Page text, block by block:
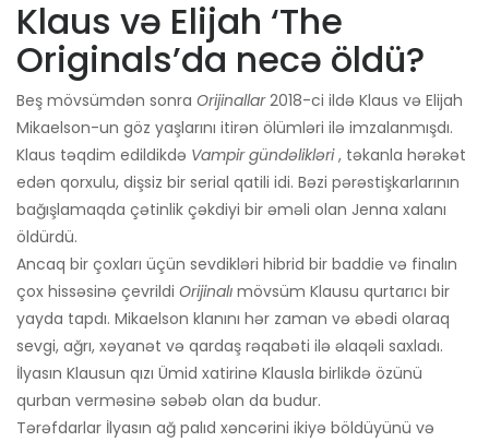
Klaus və Elijah ‘The
Originals’da necə öldü?
Beş mövsümdən sonra Orijinallar2018-ci ildə Klaus və Elijah
Mikaelson-un göz yaşlarını itirən ölümləri ilə imzalanmışdı.
Klaus təqdim edildikdə Vampir gündəlikləri, təkanla hərəkət
edən qorxulu, dişsiz bir serial qatili idi. Bəzi pərəstişkarlarının
bağışlamaqda çətinlik çəkdiyi bir əməli olan Jenna xalanı
öldürdü.
Ancaq bir çoxları üçün sevdikləri hibrid bir baddie və finalın
çox hissəsinə çevrildi Orijinalı mövsüm Klausu qurtarıcı bir
yayda tapdı. Mikaelson klanını hər zaman və əbədi olaraq
sevgi, ağrı, xəyanət və qardaş rəqabəti ilə əlaqəli saxladı.
İlyasın Klausun qızı Ümid xatirinə Klausla birlikdə özünü
qurban verməsinə səbəb olan da budur.
Tərəfdarlar İlyasın ağ palıd xəncərini ikiyə böldüyünü və